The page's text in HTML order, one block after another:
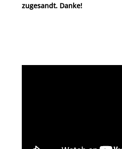
zugesandt. Danke!